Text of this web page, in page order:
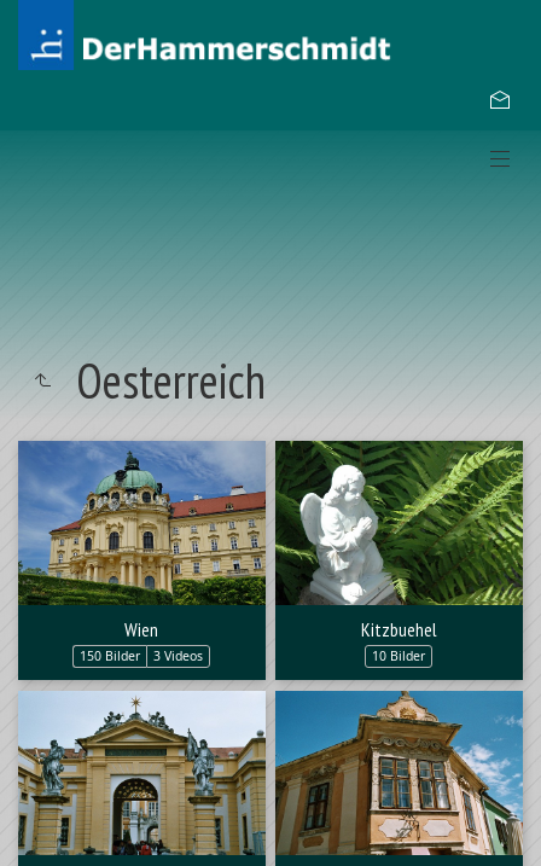
Oesterreich
Wien
150 Bilder 3 Videos
Kitzbuehel
10 Bilder